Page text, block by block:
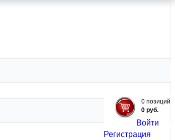
0 позиций
0 руб.
Войти
Регистрация